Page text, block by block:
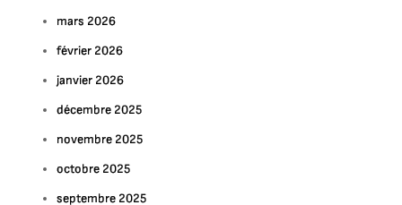
mars 2026
février 2026
janvier 2026
décembre 2025
novembre 2025
octobre 2025
septembre 2025